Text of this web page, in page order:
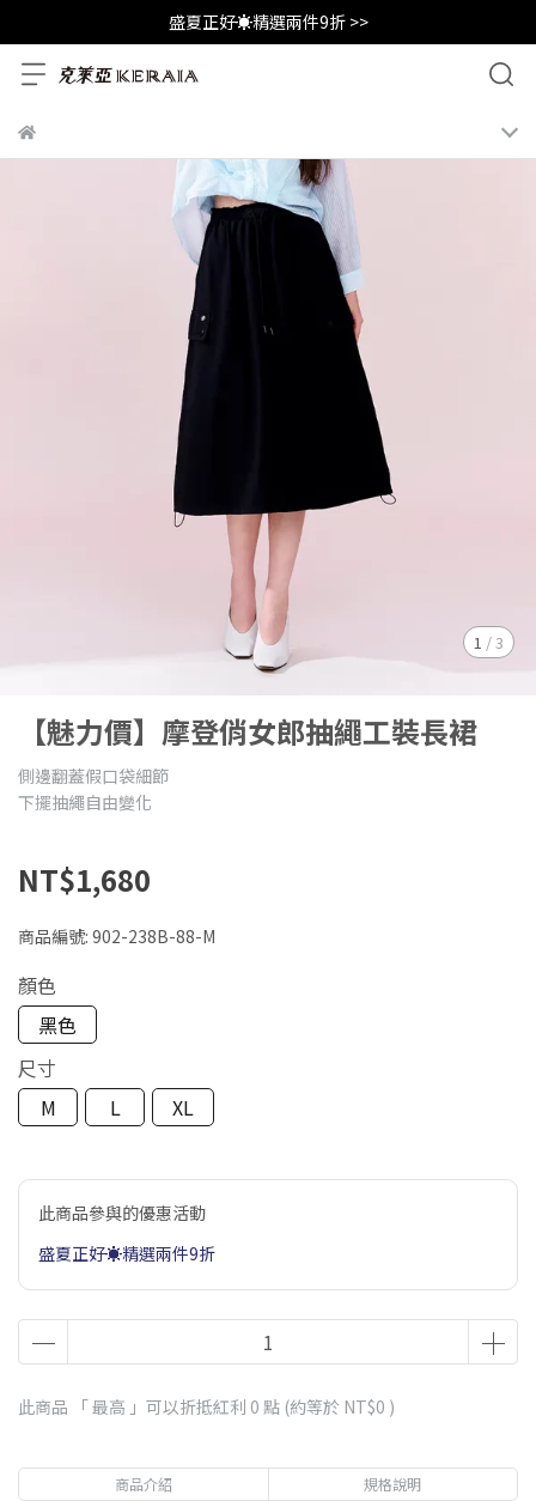
盛夏正好☀️精選兩件9折 >>
1 /3
【魅力價】摩登俏女郎抽繩工裝長裙
側邊翻蓋假口袋細節
下擺抽繩自由變化
NT$1,680
商品編號: 902-238B-88-M
顏色
黑色
尺寸
M
L XL
此商品參與的優惠活動
盛夏正好☀️精選兩件9折
此商品 「 最高 」可以折抵紅利 0 點 (約等於 NT$0 )
商品介紹 規格說明